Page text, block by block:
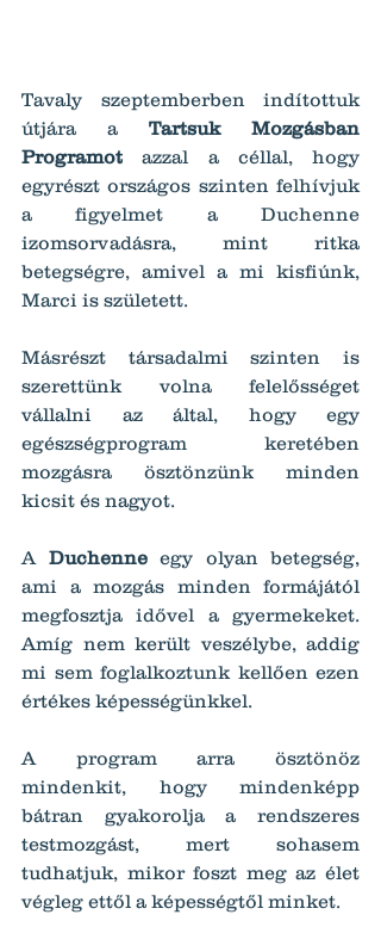
Tavaly szeptemberben indítottuk
útjára a Tartsuk Mozgásban
Programot azzal a céllal, hogy
egyrészt országos szinten felhívjuk
a figyelmet a Duchenne
izomsorvadásra, mint ritka
betegségre, amivel a mi kisfiúnk,
Marci is született.
Másrészt társadalmi szinten is
szerettünk volna felelősséget
vállalni az által, hogy egy
egészségprogram keretében
mozgásra ösztönzünk minden
kicsit és nagyot.
A Duchenne egy olyan betegség,
ami a mozgás minden formájától
megfosztja idővel a gyermekeket.
Amíg nem került veszélybe, addig
mi sem foglalkoztunk kellően ezen
értékes képességünkkel.
A program arra ösztönöz
mindenkit, hogy mindenképp
bátran gyakorolja a rendszeres
testmozgást, mert sohasem
tudhatjuk, mikor foszt meg az élet
végleg ettől a képességtől minket.